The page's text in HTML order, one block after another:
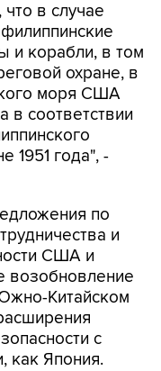
в случае
и корабли, в том
охране, в
моря США
в соответствии
1951 года", -
по
и
США и
возобновление
Китайском
с
как Япония.